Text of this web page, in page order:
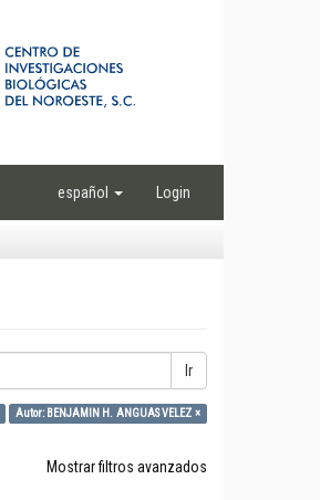
español Login
Ir
Autor: BENJAMIN H. ANGUAS VELEZ ×
Mostrar filtros avanzados